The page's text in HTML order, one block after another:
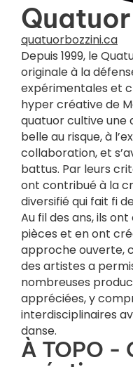
quatuorbozzini.ca
Depuis 1999, le
originale à la
expérimentales et
hyper créative de
quatuor cultive une
belle au risque, à
collaboration, et
battus. Par leurs
ont contribué à la
diversifié qui fait fi
Au fil des ans, ils
pièces et en ont
approche ouverte,
des artistes a
nombreuses
appréciées, y
interdisciplinaires
danse.
À TOPO -